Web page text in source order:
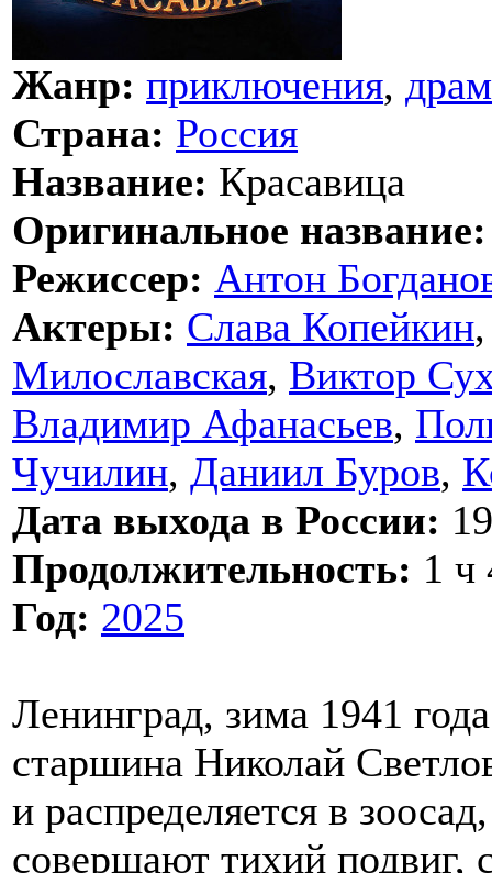
Жанр: приключения,
Страна: Россия
Название: Красавица
Оригинальное название:
Режиссер: Антон
Актеры: Слава Копейкин
Милославская, Виктор
Владимир Афанасьев,
Чучилин, Даниил Буров,
Дата выхода в России:
Продолжительность: 1 ч
Год: 2025
Ленинград, зима 1941
старшина Николай
и распределяется в
совершают тихий подвиг,